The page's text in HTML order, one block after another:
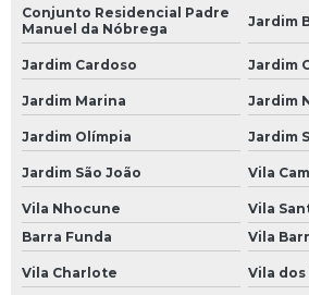
Bateria Moura de 60
Bateria Moura de 60 Amperes
Bateria para Carro Moura
Baterias para Caminhão
Bateria 150 Amperes para Caminhão
Bateria Caminhão
Conjunto Residencial Padre
Manuel da Nóbrega
Jardim
Jardim Cardoso Jardim
Jardim Marina Jardim
Jardim Olímpia Jardim
Jardim São João Vila
Vila Nhocune
Vila
Barra Funda
Vila
Vila Charlote Vila